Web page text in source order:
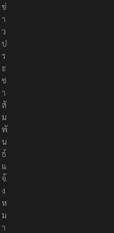
ข่
า
ว
ป
ร
ะ
ช
า
สั
ม
พั
น
ธ์
แ
จ้
ง
ห
ม
า